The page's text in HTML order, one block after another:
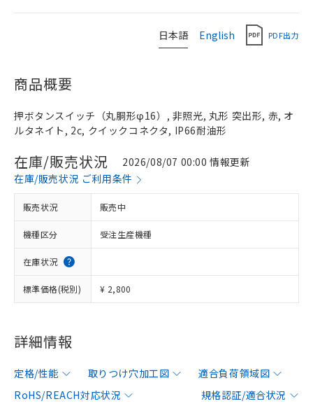
日本語 English PDF出力
商品概要
押ボタンスイッチ（丸胴形φ16）, 非照光, 丸形 突出形, 赤, オ
ルタネイト, 2c, クイックコネクタ, IP66耐油形
在庫/販売状況
2026/08/07 00:00 情報更新
在庫/販売状況 ご利用条件
販売状況 販売中
機種区分 受注生産機種
在庫状況
標準価格(税別) ¥ 2,800
詳細情報
定格/性能 取りつけ穴加工図
適合負荷領域図
RoHS/REACH対応状況
規格認証/適合状況